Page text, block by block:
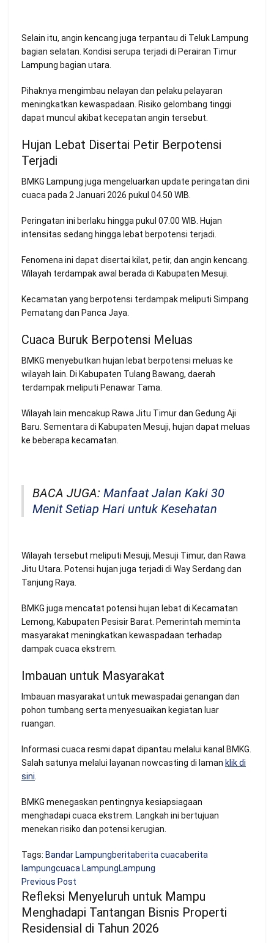
Selain itu, angin kencang juga terpantau di Teluk Lampung
bagian selatan. Kondisi serupa terjadi di Perairan Timur
Lampung bagian utara.
Pihaknya mengimbau nelayan dan pelaku pelayaran
meningkatkan kewaspadaan. Risiko gelombang tinggi
dapat muncul akibat kecepatan angin tersebut.
Hujan Lebat Disertai Petir Berpotensi
Terjadi
BMKG Lampung juga mengeluarkan update peringatan dini
cuaca pada 2 Januari 2026 pukul 04.50 WIB.
Peringatan ini berlaku hingga pukul 07.00 WIB. Hujan
intensitas sedang hingga lebat berpotensi terjadi.
Fenomena ini dapat disertai kilat, petir, dan angin kencang.
Wilayah terdampak awal berada di Kabupaten Mesuji.
Kecamatan yang berpotensi terdampak meliputi Simpang
Pematang dan Panca Jaya.
Cuaca Buruk Berpotensi Meluas
BMKG menyebutkan hujan lebat berpotensi meluas ke
wilayah lain. Di Kabupaten Tulang Bawang, daerah
terdampak meliputi Penawar Tama.
Wilayah lain mencakup Rawa Jitu Timur dan Gedung Aji
Baru. Sementara di Kabupaten Mesuji, hujan dapat meluas
ke beberapa kecamatan.
BACA JUGA: Manfaat Jalan Kaki 30
Menit Setiap Hari untuk Kesehatan
Wilayah tersebut meliputi Mesuji, Mesuji Timur, dan Rawa
Jitu Utara. Potensi hujan juga terjadi di Way Serdang dan
Tanjung Raya.
BMKG juga mencatat potensi hujan lebat di Kecamatan
Lemong, Kabupaten Pesisir Barat. Pemerintah meminta
masyarakat meningkatkan kewaspadaan terhadap
dampak cuaca ekstrem.
Imbauan untuk Masyarakat
Imbauan masyarakat untuk mewaspadai genangan dan
pohon tumbang serta menyesuaikan kegiatan luar
ruangan.
Informasi cuaca resmi dapat dipantau melalui kanal BMKG.
Salah satunya melalui layanan nowcasting di laman klik di
sini.
BMKG menegaskan pentingnya kesiapsiagaan
menghadapi cuaca ekstrem. Langkah ini bertujuan
menekan risiko dan potensi kerugian.
Tags: Bandar Lampungberitaberita cuacaberita
lampungcuaca LampungLampung
Previous Post
Refleksi Menyeluruh untuk Mampu
Menghadapi Tantangan Bisnis Properti
Residensial di Tahun 2026